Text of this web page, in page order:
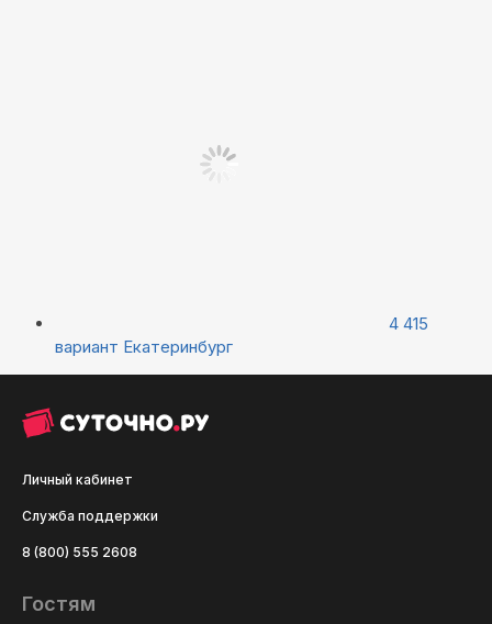
4 415
вариант Екатеринбург
Личный кабинет
Служба поддержки
8 (800) 555 2608
Гостям